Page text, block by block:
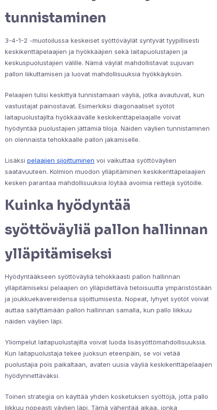
tunnistaminen
3-4-1-2 -muotoilussa keskeiset syöttöväylät syntyvät tyypillisesti
keskikenttäpelaajien ja hyökkääjien sekä laitapuolustajien ja
keskuspuolustajien välille. Nämä väylät mahdollistavat sujuvan
pallon liikuttamisen ja luovat mahdollisuuksia hyökkäyksiin.
Pelaajien tulisi keskittyä tunnistamaan väyliä, jotka avautuvat, kun
vastustajat painostavat. Esimerkiksi diagonaaliset syötöt
laitapuolustajilta hyökkäävälle keskikenttäpelaajalle voivat
hyödyntää puolustajien jättämiä tiloja. Näiden väylien tunnistaminen
on olennaista tehokkaalle pallon jakamiselle.
Lisäksi pelaajien sijoittuminen voi vaikuttaa syöttöväylien
saatavuuteen. Kolmion muodon ylläpitäminen keskikenttäpelaajien
kesken parantaa mahdollisuuksia löytää avoimia reittejä syötöille.
Kuinka hyödyntää
syöttöväyliä pallon hallinnan
ylläpitämiseksi
Hyödyntääkseen syöttöväyliä tehokkaasti pallon hallinnan
ylläpitämiseksi pelaajien on ylläpidettävä tietoisuutta ympäristöstään
ja joukkuekavereidensa sijoittumisesta. Nopeat, lyhyet syötöt voivat
auttaa säilyttämään pallon hallinnan samalla, kun pallo liikkuu
näiden väylien läpi.
Yliompelut laitapuolustajilta voivat luoda lisäsyöttömahdollisuuksia.
Kun laitapuolustaja tekee juoksun eteenpäin, se voi vetää
puolustajia pois paikaltaan, avaten uusia väyliä keskikenttäpelaajien
hyödynnettäväksi.
Toinen strategia on käyttää yhden kosketuksen syöttöjä, jotta pallo
liikkuu nopeasti väylien läpi. Tämä vähentää aikaa, jonka